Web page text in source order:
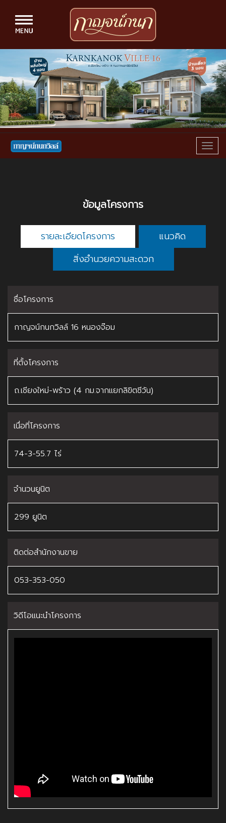
ข้อมูลโครงการ
รายละเอียดโครงการ
แนวคิด
สิ่งอำนวยความสะดวก
ชื่อโครงการ
กาญจน์กนกวิลล์ 16 หนองจ๊อม
ที่ตั้งโครงการ
ถ.เชียงใหม่-พร้าว (4 กม.จากแยกลิขิตชีวัน)
เนื่อที่โครงการ
74-3-55.7 ไร่
จำนวนยูนิต
299 ยูนิต
ติดต่อสำนักงานขาย
053-353-050
วิดีโอแนะนำโครงการ